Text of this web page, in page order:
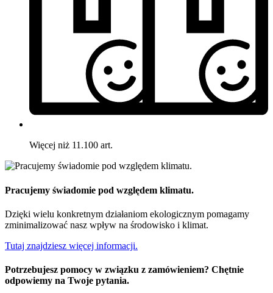
Więcej niż 11.100 art.
Pracujemy świadomie pod względem klimatu.
Dzięki wielu konkretnym działaniom ekologicznym pomagamy
zminimalizować nasz wpływ na środowisko i klimat.
Tutaj znajdziesz więcej informacji.
Potrzebujesz pomocy w związku z zamówieniem? Chętnie
odpowiemy na Twoje pytania.